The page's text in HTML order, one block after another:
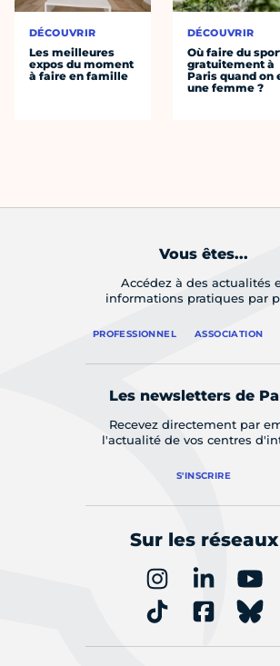
DÉCOUVRIR
Les meilleures
expos du moment
à faire en famille
DÉCOUVRIR
Où faire du
gratuitement à
Paris quand on
une femme ?
Vous êtes...
Accédez à des actualités
informations pratiques par
PROFESSIONNEL ASSOCIATION
Les newsletters de
Recevez directement par
l'actualité de vos centres
S'INSCRIRE
Sur les réseaux